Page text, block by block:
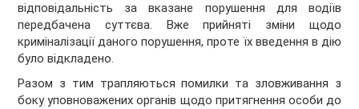
відповідальність за вказане порушення для водіїв
передбачена суттєва. Вже прийняті зміни щодо
криміналізації даного порушення, проте їх введення в дію
було відкладено.
Разом з тим трапляються помилки та зловживання з
боку уповноважених органів щодо притягнення особи до